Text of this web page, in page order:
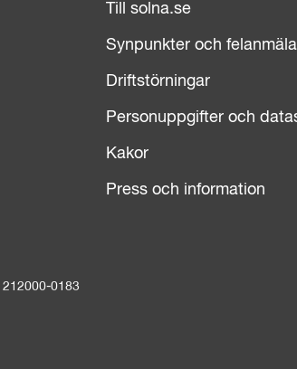
Till solna.se
Synpunkter och
Driftstörningar
Personuppgifter och
Kakor
Press och information
0183